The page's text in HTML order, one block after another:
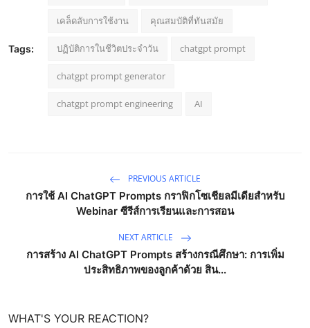
Tags:
เคล็ดลับการใช้งาน คุณสมบัติที่ทันสมัย
ปฏิบัติการในชีวิตประจำวัน chatgpt prompt
chatgpt prompt generator
chatgpt prompt engineering AI
PREVIOUS ARTICLE
การใช้ AI ChatGPT Prompts กราฟิกโซเชียลมีเดียสำหรับ
Webinar ซีรีส์การเรียนและการสอน
NEXT ARTICLE
การสร้าง AI ChatGPT Prompts สร้างกรณีศึกษา: การเพิ่ม
ประสิทธิภาพของลูกค้าด้วย สิน...
WHAT'S YOUR REACTION?